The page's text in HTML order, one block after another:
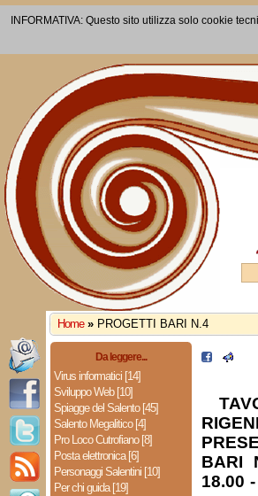
INFORMATIVA: Questo sito utilizza solo cookie
Home » PROGETTI BARI N.4
Da leggere...
Virus informatici [14]
Sviluppo Web [10]
Spiagge del Salento [45]
Salento Megalitico [4]
Pro Loco Cutrofiano [8]
Posta elettronica [6]
Personaggi Salentini [10]
Per chi guida [19]
BARI
18.00